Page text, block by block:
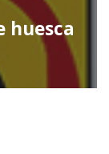
huesca